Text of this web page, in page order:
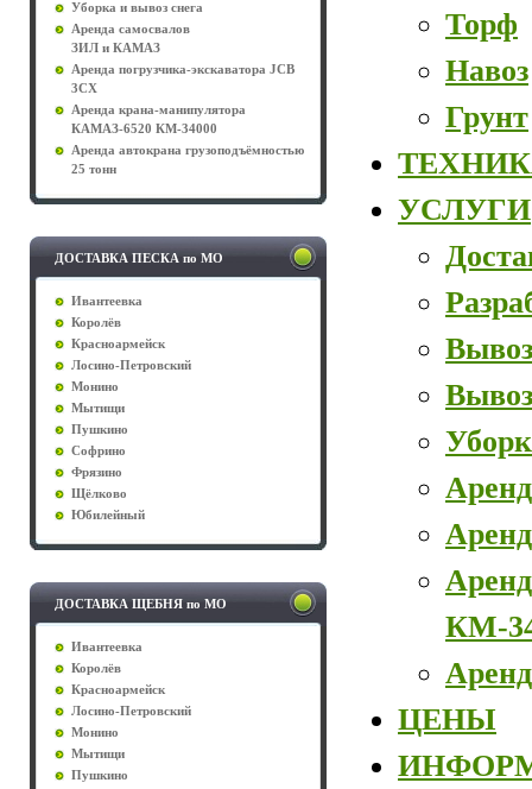
Уборка и вывоз снега
Аренда самосвалов
ЗИЛ и КАМАЗ
Аренда погрузчика-экскаватора JCB
3CX
Аренда крана-манипулятора
КАМАЗ-6520 КМ-34000
Аренда автокрана грузоподъёмностью
25 тонн
ДОСТАВКА ПЕСКА по МО
Ивантеевка
Королёв
Красноармейск
Лосино-Петровский
Монино
Мытищи
Пушкино
Софрино
Фрязино
Щёлково
Юбилейный
ДОСТАВКА ЩЕБНЯ по МО
Ивантеевка
Королёв
Красноармейск
Лосино-Петровский
Монино
Мытищи
Пушкино
Торф
Навоз
Грунт
УСЛУГИ
КМ-
ЦЕНЫ